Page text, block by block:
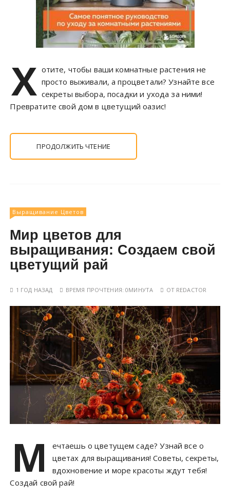
Х отите, чтобы ваши комнатные растения не
просто выживали, а процветали? Узнайте все
секреты выбора, посадки и ухода за ними!
Превратите свой дом в цветущий оазис!
ПРОДОЛЖИТЬ ЧТЕНИЕ
Выращивание Цветов
Мир цветов для
выращивания: Создаем свой
цветущий рай
1 ГОД НАЗАД ВРЕМЯ ПРОЧТЕНИЯ:0МИНУТА ОТ REDACTOR
М
ечтаешь о цветущем саде? Узнай все о
цветах для выращивания! Советы, секреты,
вдохновение и море красоты ждут тебя!
Создай свой рай!